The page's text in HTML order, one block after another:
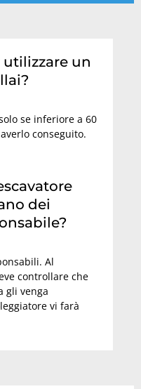
un
se inferiore a 60
conseguito.
dei
Al
controllare che
gli venga
vi farà